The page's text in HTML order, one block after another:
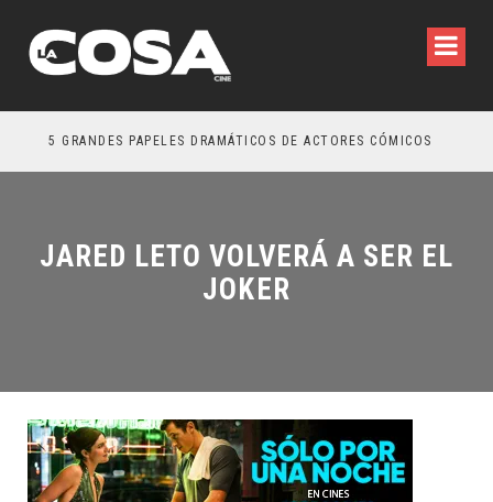
5 GRANDES PAPELES DRAMÁTICOS DE ACTORES CÓMICOS
JARED LETO VOLVERÁ A SER EL
JOKER